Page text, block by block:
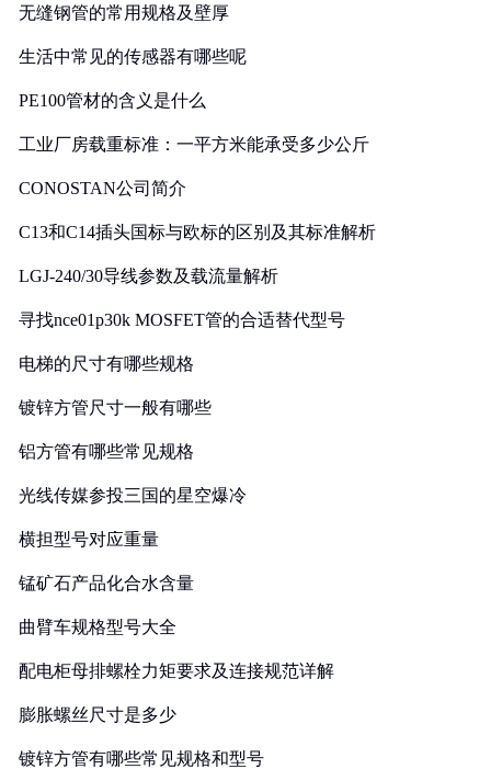
无缝钢管的常用规格及壁厚
生活中常见的传感器有哪些呢
PE100管材的含义是什么
工业厂房载重标准：一平方米能承受多少公斤
CONOSTAN公司简介
C13和C14插头国标与欧标的区别及其标准解析
LGJ-240/30导线参数及载流量解析
寻找nce01p30k MOSFET管的合适替代型号
电梯的尺寸有哪些规格
镀锌方管尺寸一般有哪些
铝方管有哪些常见规格
光线传媒参投三国的星空爆冷
横担型号对应重量
锰矿石产品化合水含量
曲臂车规格型号大全
配电柜母排螺栓力矩要求及连接规范详解
膨胀螺丝尺寸是多少
镀锌方管有哪些常见规格和型号